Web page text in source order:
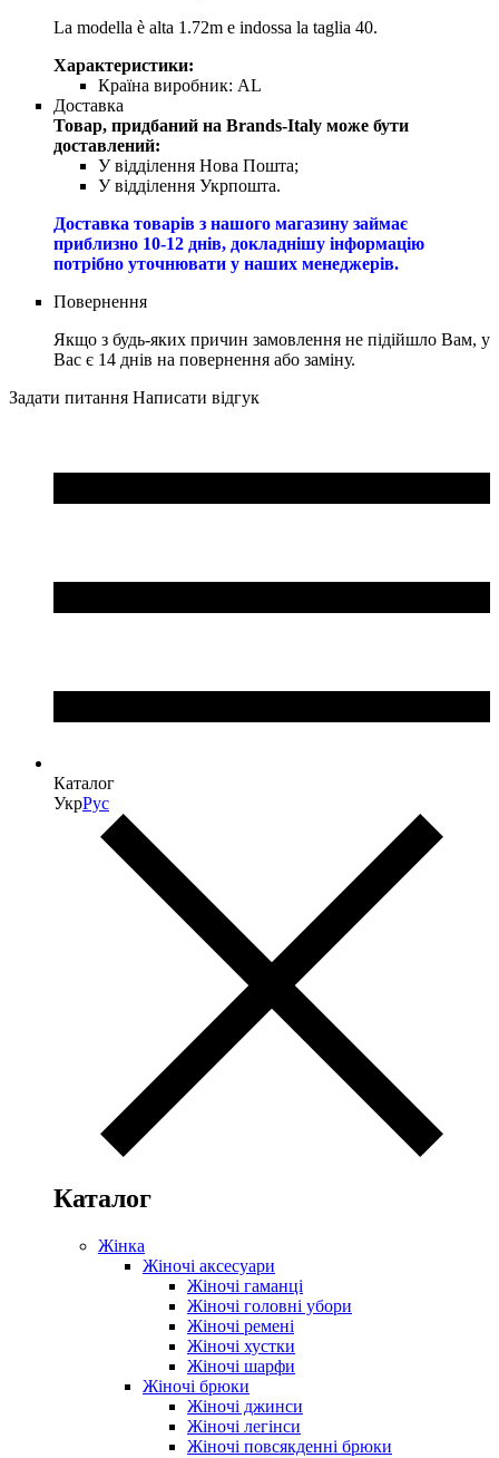
La modella è alta 1.72m e indossa la taglia 40.
Характеристики:
Країна виробник: AL
Доставка
Товар, придбаний на Brands-Italy може бути
доставлений:
У відділення Нова Пошта;
У відділення Укрпошта.
Доставка товарів з нашого магазину займає
приблизно 10-12 днів, докладнішу інформацію
потрібно уточнювати у наших менеджерів.
Повернення
Якщо з будь-яких причин замовлення не підійшло Вам, у
Вас є 14 днів на повернення або заміну.
Задати питання Написати відгук
Каталог
УкрРус
Каталог
Жінка
Жіночі аксесуари
Жіночі гаманці
Жіночі головні убори
Жіночі ремені
Жіночі хустки
Жіночі шарфи
Жіночі брюки
Жіночі джинси
Жіночі легінси
Жіночі повсякденні брюки